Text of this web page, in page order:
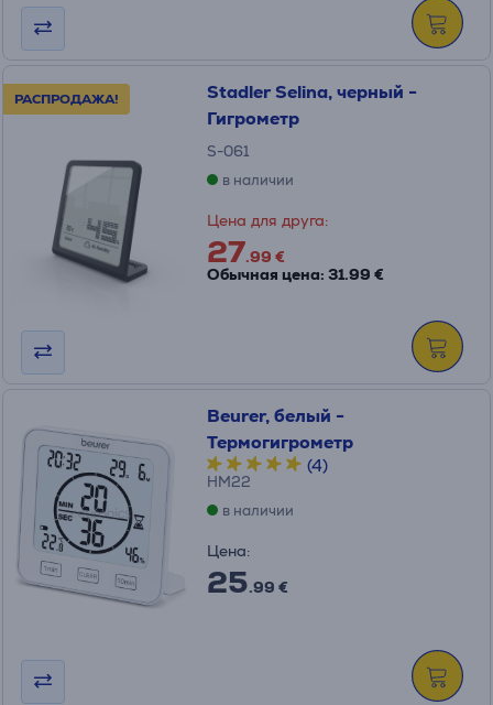
РАСПРОДАЖА!
Stadler Selina, черный -
Гигрометр
S-061
в наличии
Цена для друга:
27.99 €
Обычная цена: 31.99 €
Beurer, белый -
Термогигрометр
(4)
HM22
в наличии
Цена:
25.99 €